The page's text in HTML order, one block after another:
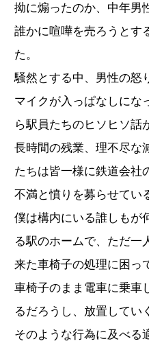
拗に煽ったのか、中年男
誰かに喧嘩を売ろうとす
た。
騒然とする中、男性の怒
マイクが入っぱなしにな
ら駅員たちのヒソヒソ話
長時間の残業、理不尽
たちは皆一様に鉄道会社
不満と憤りを募らせてい
僕は構内にいる誰しもが
る駅のホームで、ただ一
来た車椅子の処理に困っ
車椅子のまま電車に乗車
るだろうし、放置してい
そのような行為に及べる